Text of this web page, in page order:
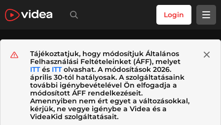
Login
Tájékoztatjuk, hogy módosítjuk Általános
Felhasználási Feltételeinket (ÁFF), melyet
ITTés ITTolvashat. A módosítások 2026.
április 30-tól hatályosak. A szolgáltatásaink
további igénybevételével Ön elfogadja a
módosított ÁFF rendelkezéseit.
Amennyiben nem ért egyet a változásokkal,
kérjük, ne vegye igénybe a Videa és a
VideaKid szolgáltatásait.